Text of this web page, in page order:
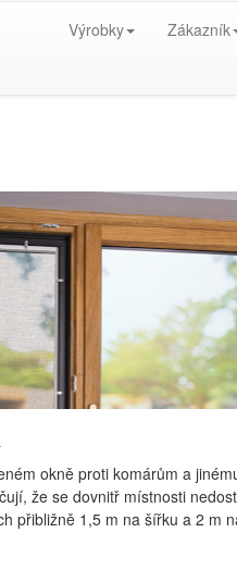
Výrobky Zákazník
okně proti komárům a
že se dovnitř místnosti
přibližně 1,5 m na šířku a 2 m